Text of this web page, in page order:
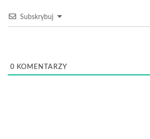
Subskrybuj
0 KOMENTARZY